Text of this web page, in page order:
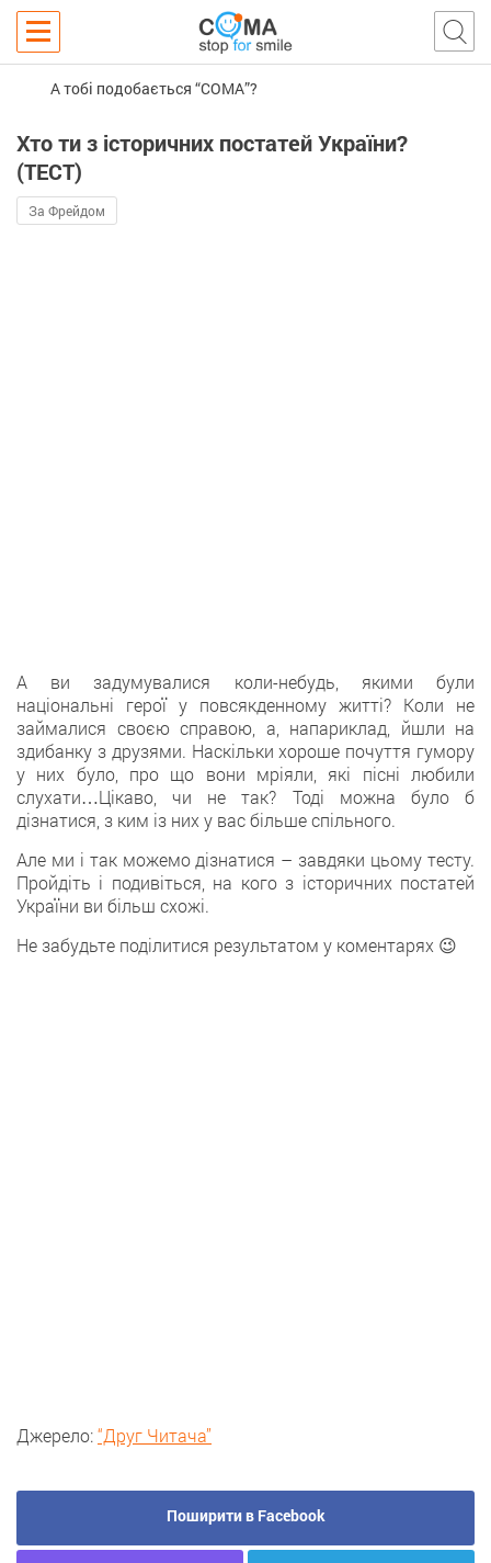
А тобі подобається “COMA”?
Хто ти з історичних постатей України?
(ТЕСТ)
За Фрейдом
А ви задумувалися коли-небудь, якими були
національні герої у повсякденному житті? Коли не
займалися своєю справою, а, напариклад, йшли на
здибанку з друзями. Наскільки хороше почуття гумору
у них було, про що вони мріяли, які пісні любили
слухати…Цікаво, чи не так? Тоді можна було б
дізнатися, з ким із них у вас більше спільного.
Але ми і так можемо дізнатися – завдяки цьому тесту.
Пройдіть і подивіться, на кого з історичних постатей
України ви більш схожі.
Не забудьте поділитися результатом у коментарях 😉
Джерело:“Друг Читача”
Поширити в Facebook